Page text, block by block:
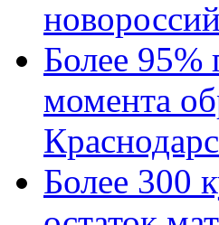
Более 95%
момента
Более 300